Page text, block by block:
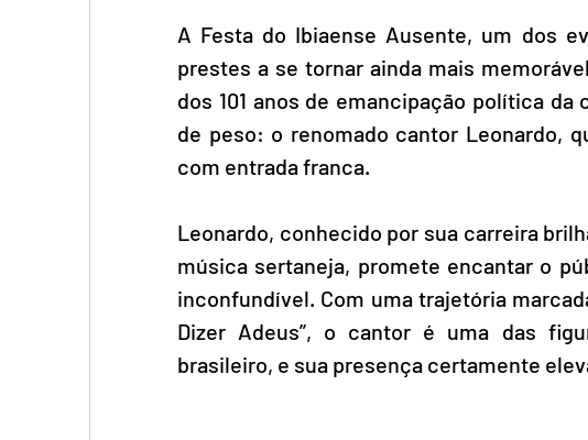
A Festa do Ibiaense Ausente, um dos
prestes a se tornar ainda mais
dos 101 anos de emancipação política
de peso: o renomado cantor Leonardo,
com entrada franca.
Leonardo, conhecido por sua carreira
música sertaneja, promete encantar o
inconfundível. Com uma trajetória
Dizer Adeus”, o cantor é uma das
brasileiro, e sua presença certamente